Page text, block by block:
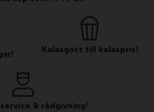
Kalasgott till kalaspris!
& rådgivning!